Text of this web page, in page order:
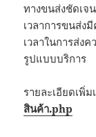
ทางขนส่งชัดเจ
เวลาการขนส่ง
เวลาในการส่ง
รูปแบบบริการ
รายละเอียดเพิ่
สินค้า.php